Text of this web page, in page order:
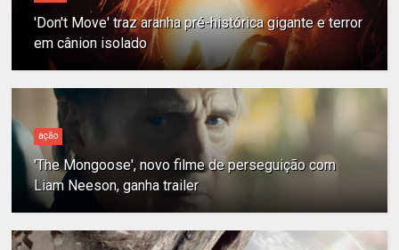
'Don't Move' traz aranha pré-histórica gigante e terror
em cânion isolado
ação
'The Mongoose', novo filme de perseguição com
Liam Neeson, ganha trailer